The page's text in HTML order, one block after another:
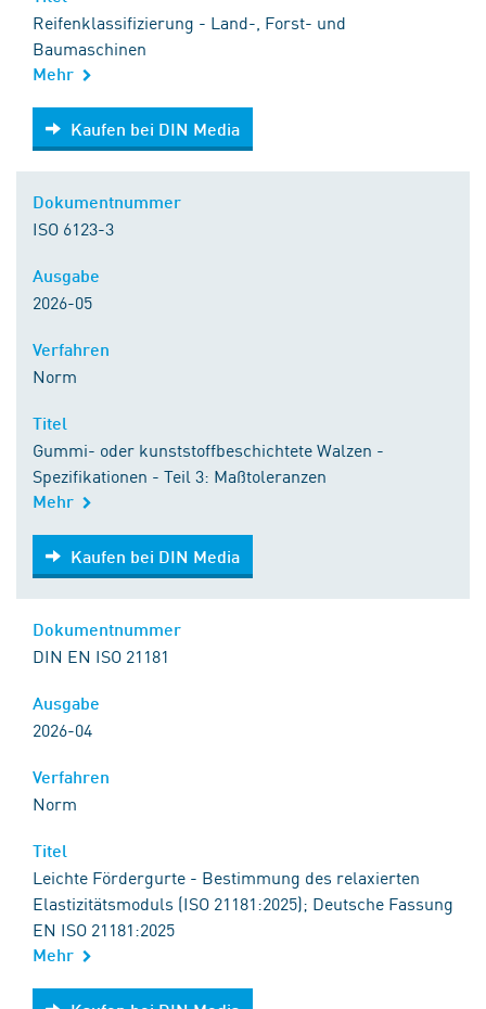
Reifenklassifizierung - Land-, Forst- und
Baumaschinen
Mehr
Kaufen bei DIN Media
Kaufen bei DIN Media
ISO 6123-3
2026-05
Norm
Gummi- oder kunststoffbeschichtete Walzen -
Spezifikationen - Teil 3: Maßtoleranzen
Mehr
Kaufen bei DIN Media
Kaufen bei DIN Media
DIN EN ISO 21181
2026-04
Norm
Leichte Fördergurte - Bestimmung des relaxierten
Elastizitätsmoduls (ISO 21181:2025); Deutsche Fassung
EN ISO 21181:2025
Mehr
Kaufen bei DIN Media